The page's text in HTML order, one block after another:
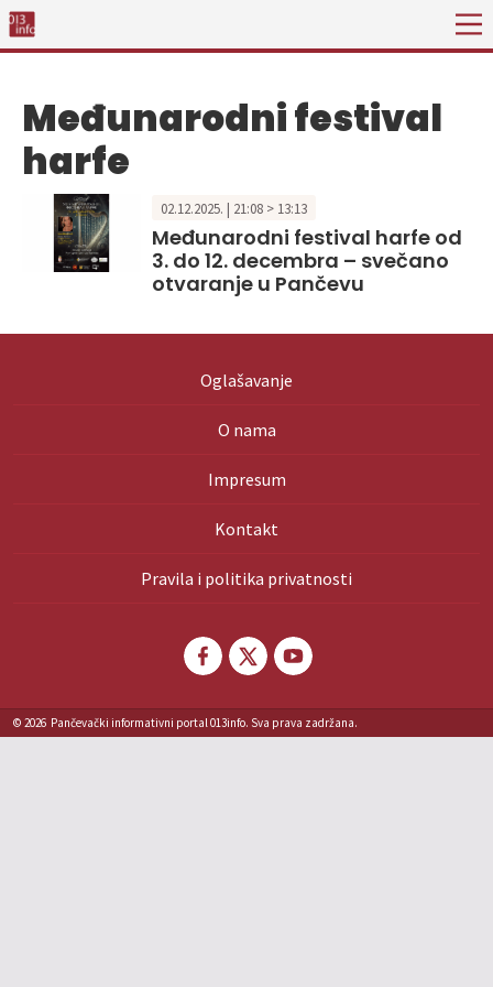
Međunarodni festival
harfe
02.12.2025. | 21:08 > 13:13
Međunarodni festival harfe od
3. do 12. decembra – svečano
otvaranje u Pančevu
Oglašavanje
O nama
Impresum
Kontakt
Pravila i politika privatnosti
© 2026 Pančevački informativni portal 013info. Sva prava zadržana.